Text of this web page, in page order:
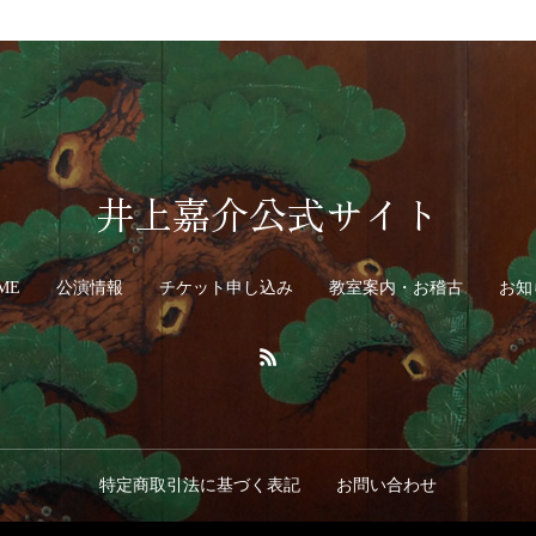
井上嘉介公式サイト
公演情報 チケット申し込み 教室案内・お稽古 お知
特定商取引法に基づく表記 お問い合わせ